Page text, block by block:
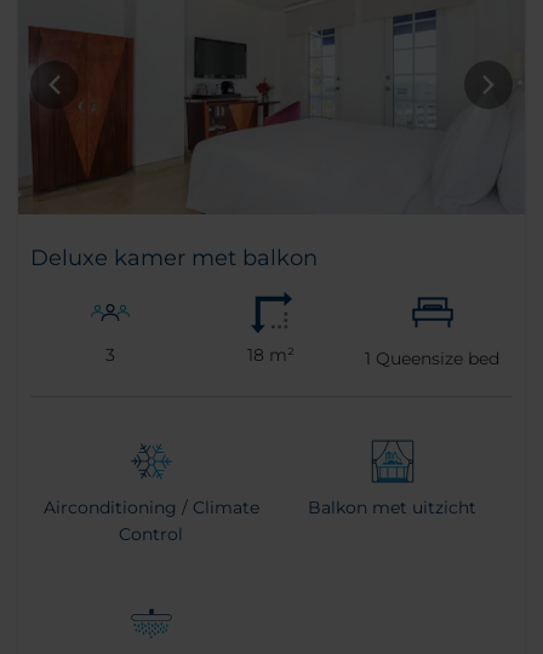
Deluxe kamer met balkon
3 18 m² 1 Queensize bed
Airconditioning / Climate
Control
Balkon met uitzicht